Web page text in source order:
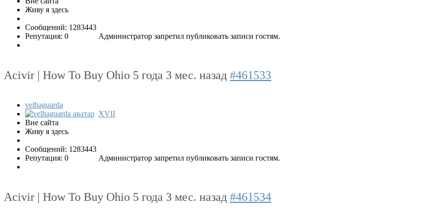
Живу я здесь
Сообщений: 1283443
Репутация: 0
Администратор запретил публиковать записи гостям.
Acivir | How To Buy Ohio 5 года 3 мес. назад #461533
velhaguarda
Вне сайта
Живу я здесь
Сообщений: 1283443
Репутация: 0
XVII
Администратор запретил публиковать записи гостям.
Acivir | How To Buy Ohio 5 года 3 мес. назад #461534